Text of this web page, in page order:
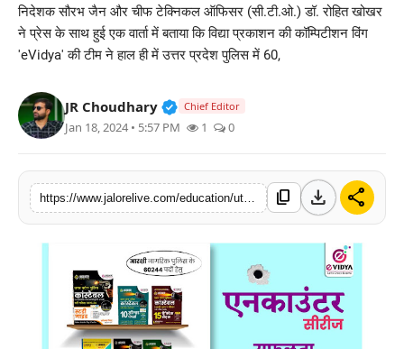
जालोर
खेल
शिक्षा
मनोरंजन
तकनीक
निदेशक सौरभ जैन और चीफ टेक्निकल ऑफिसर (सी.टी.ओ.) डॉ. रोहित खोखर
ने प्रेस के साथ हुई एक वार्ता में बताया कि विद्या प्रकाशन की कॉम्पिटीशन विंग
'eVidya' की टीम ने हाल ही में उत्तर प्रदेश पुलिस में 60,
JR Choudhary Verified Public Figure • 30 Mar,
Chief Editor
Jan 18, 2024 • 5:57 PM 1 0
content_copy download share